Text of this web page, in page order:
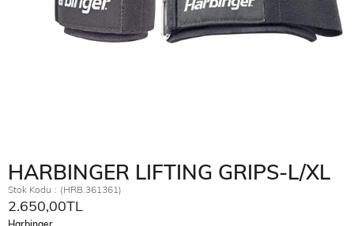
HARBINGER LIFTING GRIPS-L/XL
Stok Kodu (HRB.361361)
2.650,00TL